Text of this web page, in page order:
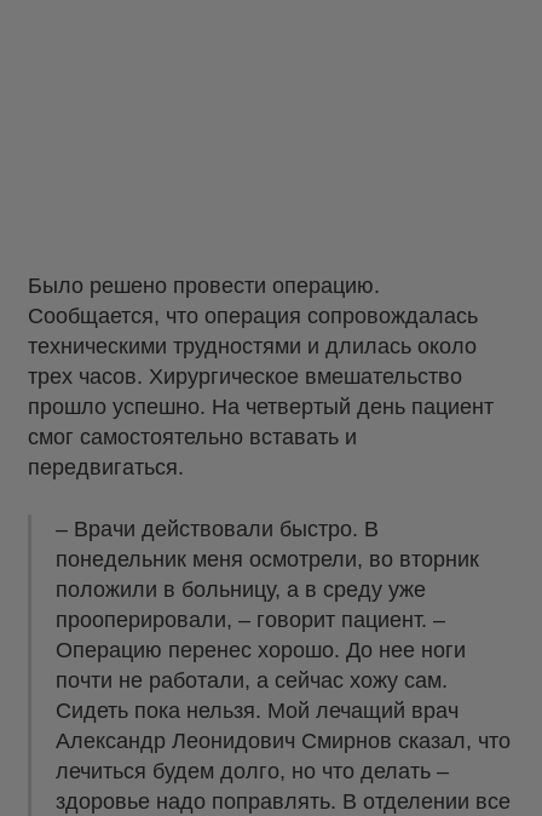
Было решено провести операцию.
Сообщается, что операция сопровождалась
техническими трудностями и длилась около
трех часов. Хирургическое вмешательство
прошло успешно. На четвертый день пациент
смог самостоятельно вставать и
передвигаться.
– Врачи действовали быстро. В
понедельник меня осмотрели, во вторник
положили в больницу, а в среду уже
прооперировали, – говорит пациент. –
Операцию перенес хорошо. До нее ноги
почти не работали, а сейчас хожу сам.
Сидеть пока нельзя. Мой лечащий врач
Александр Леонидович Смирнов сказал, что
лечиться будем долго, но что делать –
здоровье надо поправлять. В отделении все